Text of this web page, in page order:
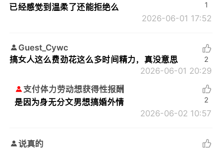
已经感觉到温柔了还能拒绝么
2026-06-01 17:52
1
Guest_Cywc
搞女人这么费劲花这么多时间精力，真没意思
2026-06-01 20:29
2
支付体力劳动想获得性报酬
是因为身无分文男想搞婚外情
2026-06-02 10:57
2
说真的